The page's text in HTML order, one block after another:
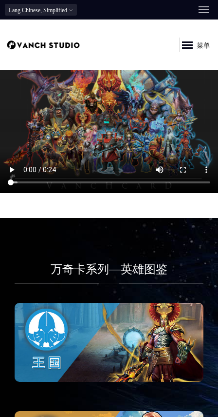
Lang Chinese, Simplified
菜单
万奇卡系列—英雄图鉴